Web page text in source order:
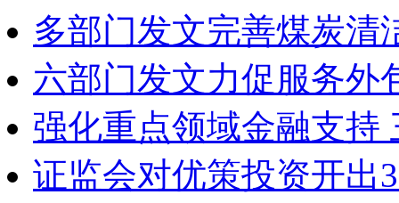
多部门发文完善煤炭清
六部门发文力促服务外
强化重点领域金融支持
证监会对优策投资开出